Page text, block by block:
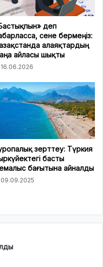
деп
сене бермеңіз:
алаяқтардың
айласы шықты
16.06.2026
зерттеу: Түркия
басты
бағытына айналды
09.09.2025